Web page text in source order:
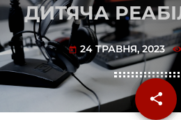
ДИТЯЧА
today 24 ТРАВНЯ, 2023
share
email